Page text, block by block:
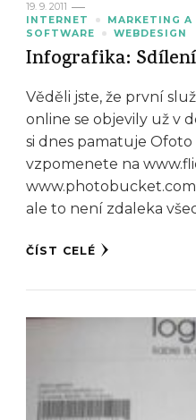
19. 9. 2011
INTERNET
MARKETING A
SOFTWARE
WEBDESIGN
Infografika:
Věděli jste, že první
online se objevily už v
si dnes pamatuje Ofoto
vzpomenete na
ale to není zdaleka
ČÍST CELÉ